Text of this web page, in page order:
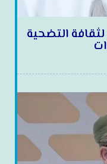
التضحية